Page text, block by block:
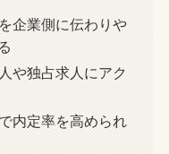
企業側に伝わりや
や独占求人にアク
内定率を高められ